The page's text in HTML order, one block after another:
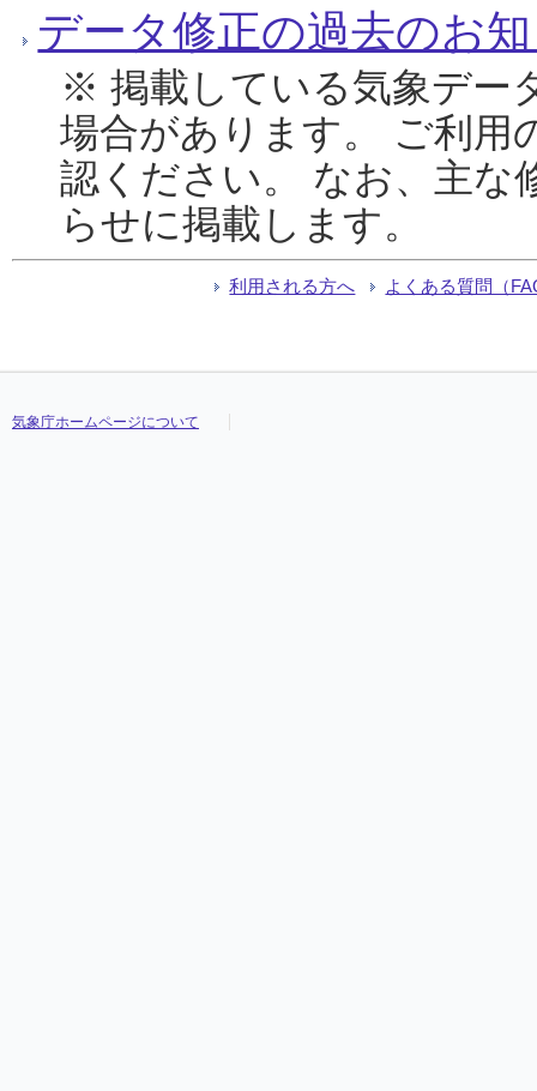
データ修正の過去のお
※ 掲載している気象デー
場合があります。 ご利用
認ください。 なお、主な
らせに掲載します。
利用される方へ よくある質問（
気象庁ホームページについて